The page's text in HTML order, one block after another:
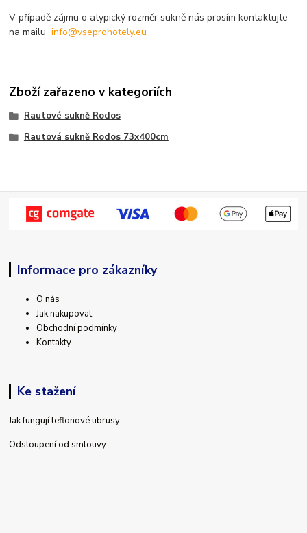
V případě zájmu o atypický rozměr sukně nás prosím kontaktujte
na mailuinfo@vseprohotely.eu
Zboží zařazeno v kategoriích
Rautové sukně Rodos
Rautová sukně Rodos 73x400cm
Informace pro zákazníky
O nás
Jak nakupovat
Obchodní podmínky
Kontakty
Ke stažení
Jak fungují teflonové ubrusy
Odstoupení od smlouvy